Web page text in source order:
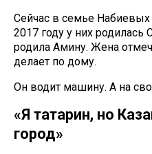
Сейчас в семье
2017 году у них
родила Амину. Жена
делает по дому.
Он водит машину. А на
«Я татарин, но
город»